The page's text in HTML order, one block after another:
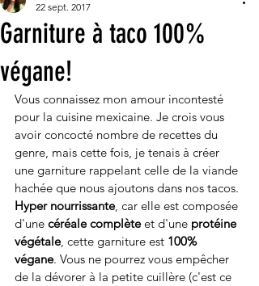
Garniture à taco 100%
végane!
22 sept. 2017
Vous connaissez mon amour incontesté
pour la cuisine mexicaine. Je crois vous
avoir concocté nombre de recettes du
genre, mais cette fois, je tenais à créer
une garniture rappelant celle de la viande
hachée que nous ajoutons dans nos tacos.
Hyper nourrissante, car elle est composée
d'une céréale complète et d'une protéine
végétale, cette garniture est 100%
végane. Vous ne pourrez vous empêcher
de la dévorer à la petite cuillère (c'est ce